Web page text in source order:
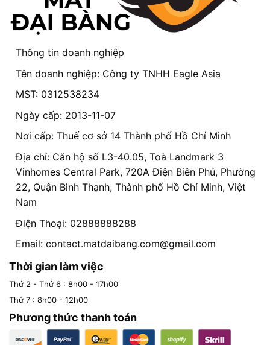
Thông tin doanh nghiệp
Tên doanh nghiệp: Công ty TNHH Eagle Asia
MST: 0312538234
Ngày cấp: 2013-11-07
Nơi cấp: Thuế cơ sở 14 Thành phố Hồ Chí Minh
Địa chỉ: Căn hộ số L3-40.05, Toà Landmark 3
Vinhomes Central Park, 720A Điện Biên Phủ, Phường
22, Quận Bình Thạnh, Thành phố Hồ Chí Minh, Việt
Nam
Điện Thoại: 02888888288
Email: contact.matdaibang.com@gmail.com
Thời gian làm việc
Thứ 2 - Thứ 6 : 8h00 - 17h00
Thứ 7 : 8h00 - 12h00
Phương thức thanh toán